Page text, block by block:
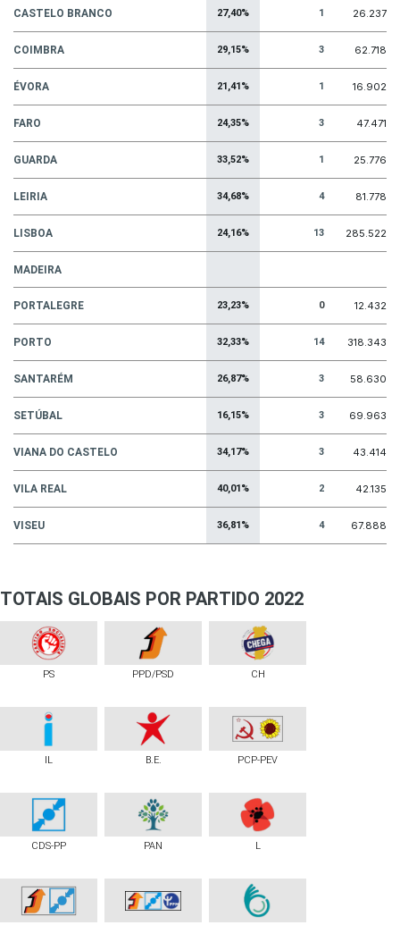
CASTELO BRANCO 27,40% 1 26.237
COIMBRA 29,15% 3 62.718
ÉVORA 21,41% 1 16.902
FARO 24,35% 3 47.471
GUARDA 33,52% 1 25.776
LEIRIA 34,68% 4 81.778
LISBOA 24,16% 13 285.522
MADEIRA
PORTALEGRE 23,23% 0 12.432
PORTO 32,33% 14 318.343
SANTARÉM 26,87% 3 58.630
SETÚBAL 16,15% 3 69.963
VIANA DO CASTELO 34,17% 3 43.414
VILA REAL 40,01% 2 42.135
VISEU 36,81% 4 67.888
TOTAIS GLOBAIS POR PARTIDO 2022
PS PPD/PSD CH
IL B.E. PCP-PEV
CDS-PP PAN L